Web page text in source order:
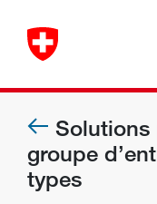
Solutions
groupe
types